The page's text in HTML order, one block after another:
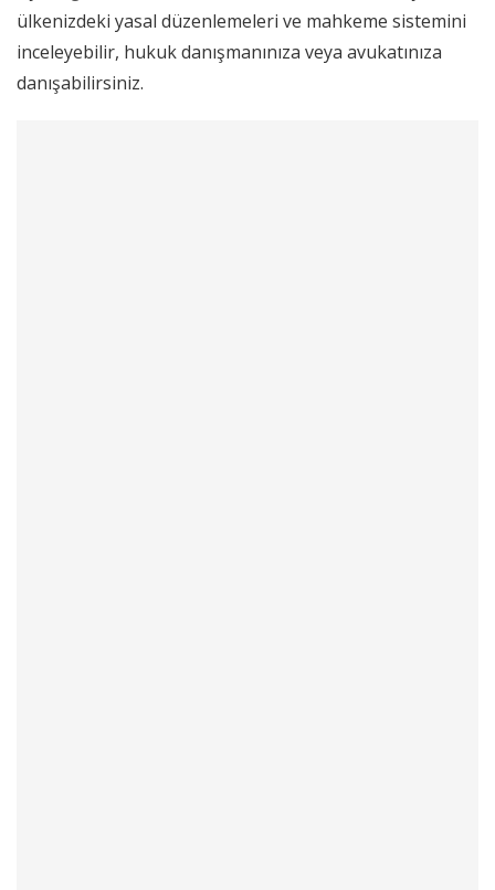
ülkenizdeki yasal düzenlemeleri ve mahkeme sistemini
inceleyebilir, hukuk danışmanınıza veya avukatınıza
danışabilirsiniz.